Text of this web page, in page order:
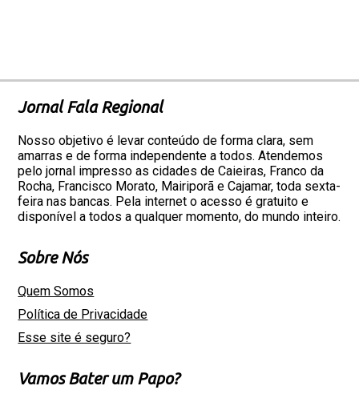
Jornal Fala Regional
Nosso objetivo é levar conteúdo de forma clara, sem
amarras e de forma independente a todos. Atendemos
pelo jornal impresso as cidades de Caieiras, Franco da
Rocha, Francisco Morato, Mairiporã e Cajamar, toda sexta-
feira nas bancas. Pela internet o acesso é gratuito e
disponível a todos a qualquer momento, do mundo inteiro.
Sobre Nós
Quem Somos
Política de Privacidade
Esse site é seguro?
Vamos Bater um Papo?